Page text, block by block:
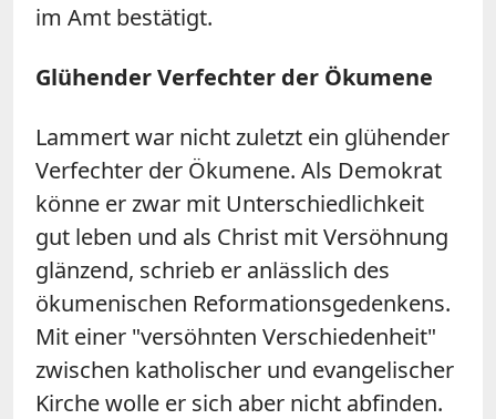
im Amt bestätigt.
Glühender Verfechter der Ökumene
Lammert war nicht zuletzt ein glühender
Verfechter der Ökumene. Als Demokrat
könne er zwar mit Unterschiedlichkeit
gut leben und als Christ mit Versöhnung
glänzend, schrieb er anlässlich des
ökumenischen Reformationsgedenkens.
Mit einer "versöhnten Verschiedenheit"
zwischen katholischer und evangelischer
Kirche wolle er sich aber nicht abfinden.